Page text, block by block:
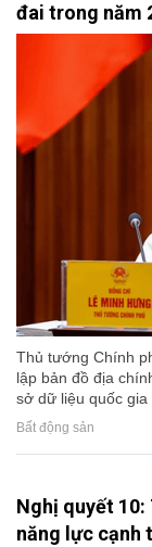
đai trong năm
Thủ tướng Chính
lập bản đồ địa
sở dữ liệu quốc gia
Bất động sản
Nghị quyết
năng lực cạnh